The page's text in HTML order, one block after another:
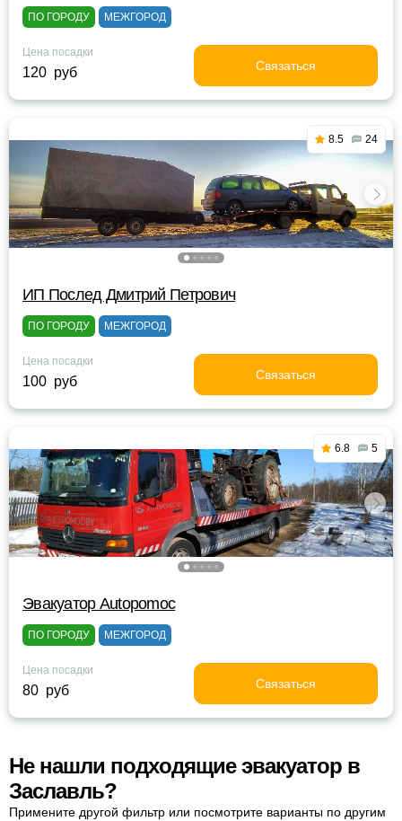
ПО ГОРОДУ МЕЖГОРОД
Цена посадки
120 руб Связаться
8.5 24
ИП Послед Дмитрий Петрович
ПО ГОРОДУ МЕЖГОРОД
Цена посадки
100 руб Связаться
6.8 5
Эвакуатор Autopomoc
ПО ГОРОДУ МЕЖГОРОД
Цена посадки
80 руб Связаться
Не нашли подходящие эвакуатор в
Заславль?
Примените другой фильтр или посмотрите варианты по другим